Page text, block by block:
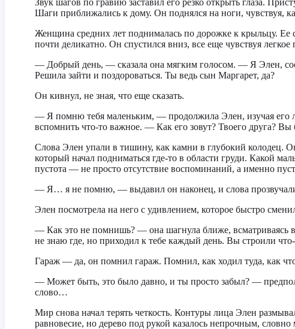
Звук шагов по гравию заставил его резко открыть глаза.
Шаги приближались к дому. Он поднялся на ноги, чувствуя,
Женщина средних лет поднималась по дорожке к крыльцу. Ее
почти деликатно. Он спустился вниз, все еще чувствуя
— Добрый день, — сказала она мягким голосом. — Я Элен,
Решила зайти и поздороваться. Ты ведь сын Маргарет, да?
Он кивнул, не зная, что еще сказать.
— Я помню тебя маленьким, — продолжила Элен, изучая его
вспомнить что-то важное. — Как его зовут? Твоего друга?
Слова Элен упали в тишину, как камни в глубокий колодец.
который начал подниматься где-то в области груди. Какой
пустота — не просто отсутствие воспоминаний, а именно
— Я… я не помню, — выдавил он наконец, и слова
Элен посмотрела на него с удивлением, которое быстро
— Как это не помнишь? — она шагнула ближе,
не знаю где, но приходил к тебе каждый день. Вы строили что-
Гараж — да, он помнил гараж. Помнил, как ходил туда, как
— Может быть, это было давно, и ты просто забыл? —
слово…
Мир снова начал терять четкость. Контуры лица Элен
равновесие, но дерево под рукой казалось непрочным,